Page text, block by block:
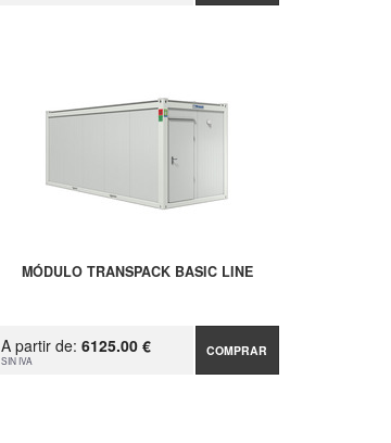
MÓDULO TRANSPACK BASIC LINE
A partir de:6125.00 €
SIN IVA
COMPRAR